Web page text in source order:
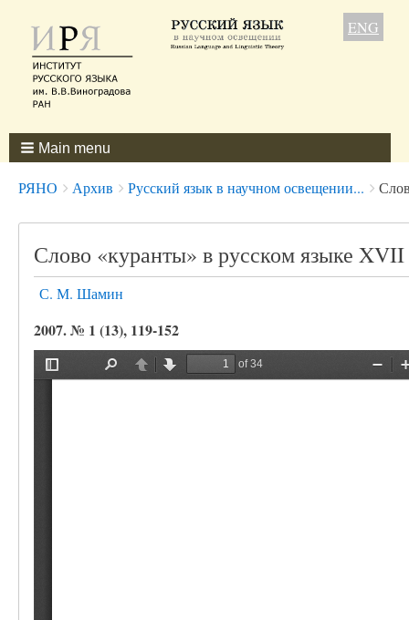
ENG
Main menu
Breadcrumbs
You
РЯНО Архив Русский язык в научном освещении...
Слово «куранты» в русском языке
С. М. Шамин
2007. № 1 (13), 119-152